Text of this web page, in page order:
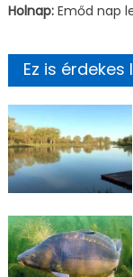
Holnap: Emőd nap
Ez is érdekes